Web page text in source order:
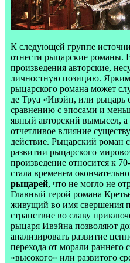
К следующей группе
отнести рыцарские романы.
произведения авторские,
личностную позицию.
рыцарского романа может
де Труа «Ивэйн, или рыцарь
сравнению с эпосами и
явный авторский вымысел, а
отчетливое влияние
действие. Рыцарский роман
развитии рыцарского
произведение относится к
стала временем
рыцарей, что не могло не
Главный герой романа
живущий во имя свершения
странствие во славу
рыцаря Ивэйна позволяют
анализировать развитие
перехода от морали раннего
«высокого» или развитого